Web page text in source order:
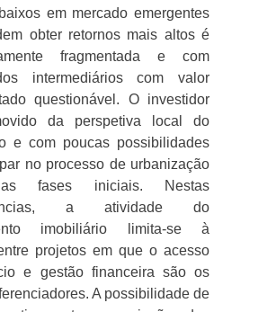
em mercado emergentes
obter retornos mais altos é
fragmentada e com
intermediários com valor
questionável. O investidor
da perspetiva local do
e com poucas possibilidades
no processo de urbanização
fases iniciais. Nestas
a atividade do
imobiliário limita-se à
projetos em que o acesso
e gestão financeira são os
A possibilidade de